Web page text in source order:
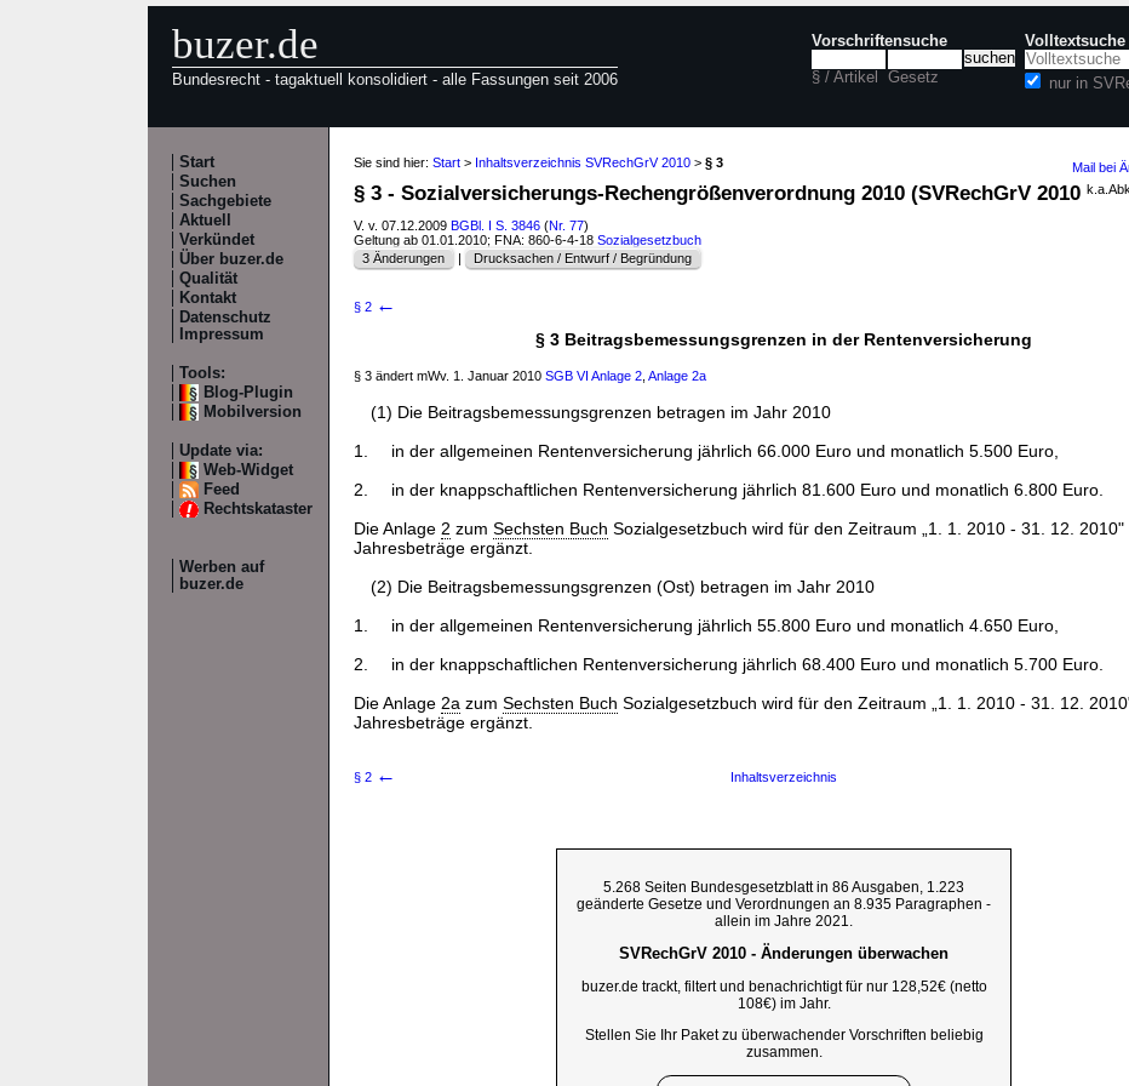
buzer.de
Bundesrecht - tagaktuell konsolidiert - alle Fassungen seit 2006
Vorschriftensuche
§ / Artikel Gesetz
Volltextsuche
nur in
Start
Suchen
Sachgebiete
Aktuell
Verkündet
Über buzer.de
Qualität
Kontakt
Datenschutz
Impressum
Tools:
Blog-Plugin
Mobilversion
Update via:
Web-Widget
Feed
Rechtskataster
Werben auf
buzer.de
Sie sind hier: Start > Inhaltsverzeichnis SVRechGrV 2010 > § 3 Mail bei
§ 3 - Sozialversicherungs-Rechengrößenverordnung 2010 (SVRechGrV 2010 k.a.Abk.
V. v. 07.12.2009 BGBl. I S. 3846 (Nr. 77)
Geltung ab 01.01.2010; FNA: 860-6-4-18 Sozialgesetzbuch
3 Änderungen
| Drucksachen / Entwurf / Begründung
§ 2 ←
§ 3 Beitragsbemessungsgrenzen in der Rentenversicherung
§ 3 ändert mWv. 1. Januar 2010 SGB VI Anlage 2 Anlage 2a
(1) Die Beitragsbemessungsgrenzen betragen im Jahr 2010
1.
in der allgemeinen Rentenversicherung jährlich 66.000 Euro und monatlich 5.500 Euro,
2.
in der knappschaftlichen Rentenversicherung jährlich 81.600 Euro und monatlich 6.800 Euro.
Die Anlage 2 zum Sechsten Buch Sozialgesetzbuch wird für den Zeitraum „1. 1. 2010 - 31. 12. 2010"
Jahresbeträge ergänzt.
(2) Die Beitragsbemessungsgrenzen (Ost) betragen im Jahr 2010
1.
in der allgemeinen Rentenversicherung jährlich 55.800 Euro und monatlich 4.650 Euro,
2.
in der knappschaftlichen Rentenversicherung jährlich 68.400 Euro und monatlich 5.700 Euro.
Die Anlage 2a zum Sechsten Buch Sozialgesetzbuch wird für den Zeitraum „1. 1. 2010 - 31. 12.
Jahresbeträge ergänzt.
§ 2 ← Inhaltsverzeichnis
5.268 Seiten Bundesgesetzblatt in 86 Ausgaben, 1.223
geänderte Gesetze und Verordnungen an 8.935 Paragraphen -
allein im Jahre 2021.
SVRechGrV 2010 - Änderungen überwachen
buzer.de trackt, filtert und benachrichtigt für nur 128,52€ (netto
108€) im Jahr.
Stellen Sie Ihr Paket zu überwachender Vorschriften beliebig
zusammen.